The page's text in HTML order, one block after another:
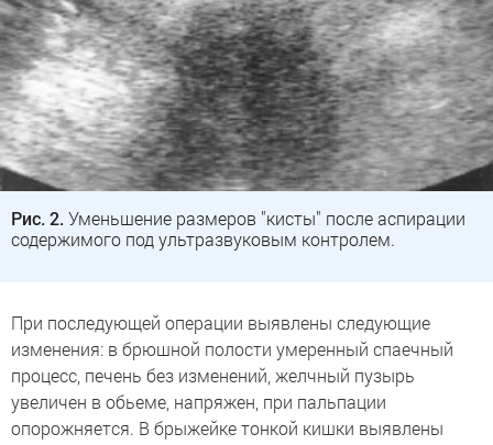
Рис. 2. Уменьшение размеров "кисты" после аспирации
содержимого под ультразвуковым контролем.
При последующей операции выявлены следующие
изменения: в брюшной полости умеренный спаечный
процесс, печень без изменений, желчный пузырь
увеличен в обьеме, напряжен, при пальпации
опорожняется. В брыжейке тонкой кишки выявлены